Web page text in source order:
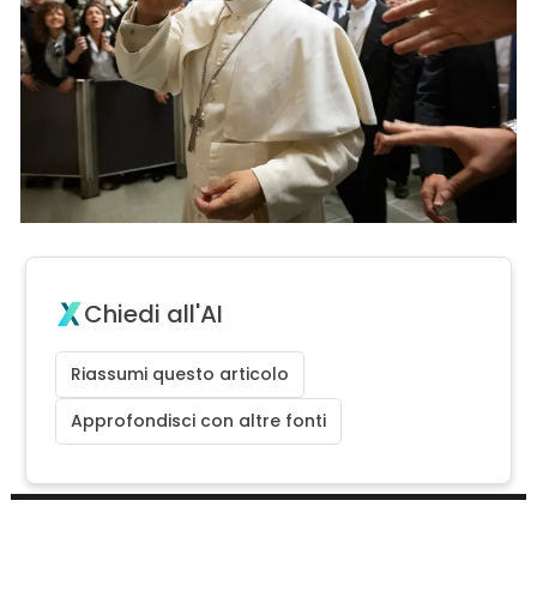
Chiedi all'AI
Riassumi questo articolo
Approfondisci con altre fonti